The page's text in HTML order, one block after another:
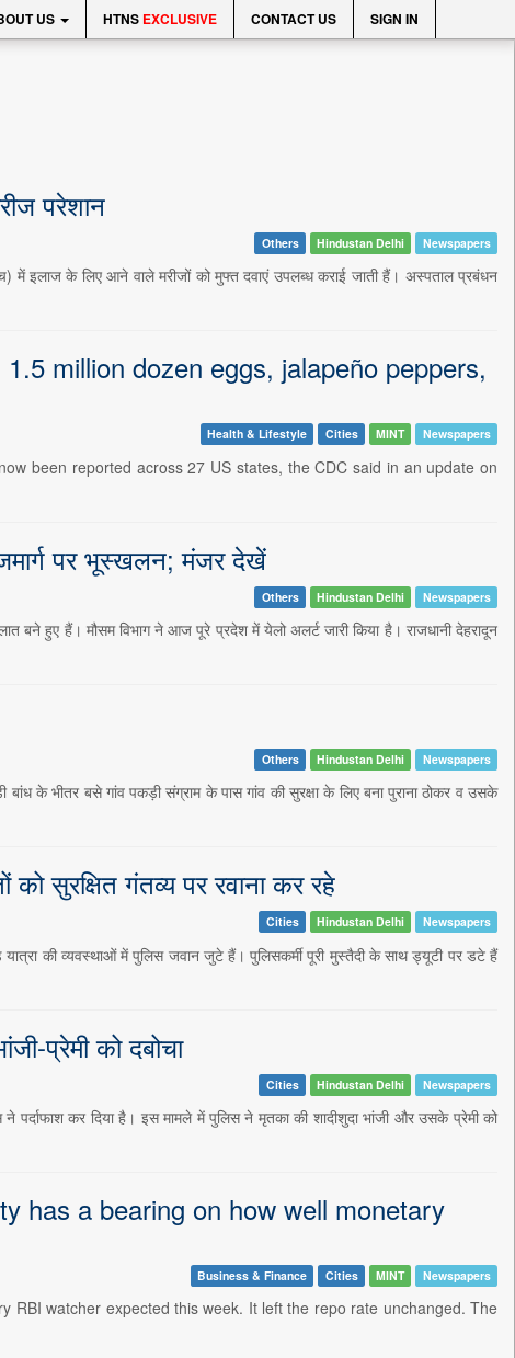
US HTNS EXCLUSIVE CONTACT US SIGN IN
परेशान
Others Hindustan Delhi Newspapers
में इलाज के लिए आने वाले मरीजों को मुफ्त दवाएं उपलब्ध कराई जाती हैं। अस्पताल प्रबंधन
million dozen eggs, jalapeño peppers,
Health & Lifestyle Cities MINT Newspapers
been reported across 27 US states, the CDC said in an update on
पर भूस्खलन; मंजर देखें
Others Hindustan Delhi Newspapers
हुए हैं। मौसम विभाग ने आज पूरे प्रदेश में येलो अलर्ट जारी किया है। राजधानी देहरादून
Others Hindustan Delhi Newspapers
के भीतर बसे गांव पकड़ी संग्राम के पास गांव की सुरक्षा के लिए बना पुराना ठोकर व उसके
सुरक्षित गंतव्य पर रवाना कर रहे
Cities Hindustan Delhi Newspapers
यात्रा की व्यवस्थाओं में पुलिस जवान जुटे हैं। पुलिसकर्मी पूरी मुस्तैदी के साथ ड्यूटी पर डटे हैं
प्रेमी को दबोचा
Cities Hindustan Delhi Newspapers
कर दिया है। इस मामले में पुलिस ने मृतका की शादीशुदा भांजी और उसके प्रेमी को
has a bearing on how well monetary
Business & Finance Cities MINT Newspapers
RBI watcher expected this week. It left the repo rate unchanged. The